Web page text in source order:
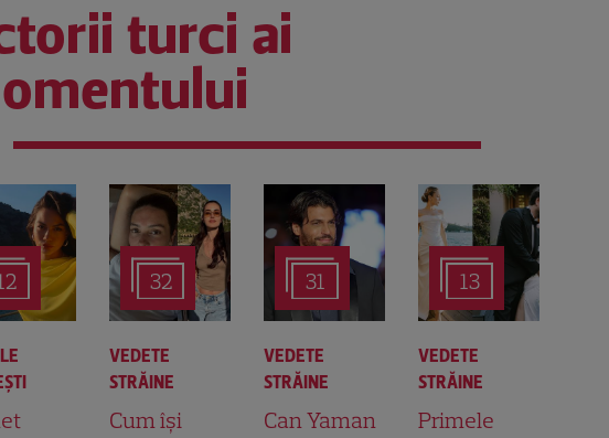
turci ai
32
VEDETE
STRĂINE
Cum își
31
VEDETE
STRĂINE
Can Yaman
13
VEDETE
STRĂINE
Primele